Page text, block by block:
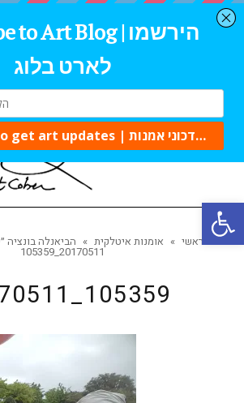
ראשי » אומנות איטלקית » הביאנלה בונציה
20170511_105359